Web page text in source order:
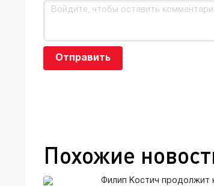
Отправить
Похожие
Филип Костич продолжит